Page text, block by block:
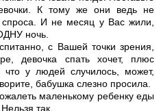
К тому же они ведь не
И не месяц у Вас жили,
ночь.
с Вашей точки зрения,
девочка спать хочет, плюс
у людей случилось, может,
бабушка слезно просила.
маленькому ребенку еды
так.